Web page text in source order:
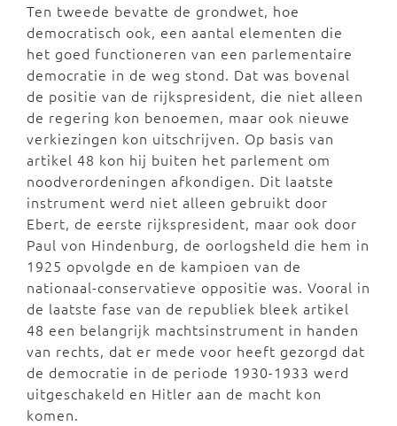
Ten tweede bevatte de grondwet, hoe
democratisch ook, een aantal elementen die
het goed functioneren van een parlementaire
democratie in de weg stond. Dat was bovenal
de positie van de rijkspresident, die niet alleen
de regering kon benoemen, maar ook nieuwe
verkiezingen kon uitschrijven. Op basis van
artikel 48 kon hij buiten het parlement om
noodverordeningen afkondigen. Dit laatste
instrument werd niet alleen gebruikt door
Ebert, de eerste rijkspresident, maar ook door
Paul von Hindenburg, de oorlogsheld die hem in
1925 opvolgde en de kampioen van de
nationaal-conservatieve oppositie was. Vooral in
de laatste fase van de republiek bleek artikel
48 een belangrijk machtsinstrument in handen
van rechts, dat er mede voor heeft gezorgd dat
de democratie in de periode 1930-1933 werd
uitgeschakeld en Hitler aan de macht kon
komen.